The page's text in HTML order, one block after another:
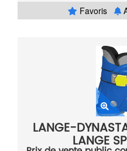
Favoris
LANGE-
LANGE